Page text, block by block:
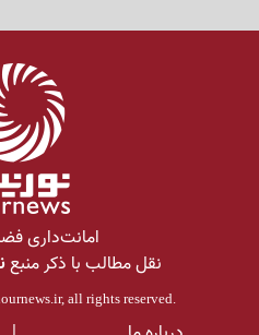
امانت‌داری
نقل مطالب با ذکر منبع
, all rights reserved.